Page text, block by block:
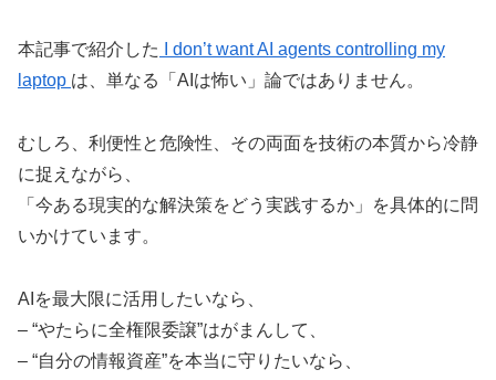
本記事で紹介した
I don’t want AI agents controlling my
laptop は、単なる「AIは怖い」論ではありません。
むしろ、利便性と危険性、その両面を技術の本質から冷静
に捉えながら、
「今ある現実的な解決策をどう実践するか」を具体的に問
いかけています。
AIを最大限に活用したいなら、
– “やたらに全権限委譲”はがまんして、
– “自分の情報資産”を本当に守りたいなら、